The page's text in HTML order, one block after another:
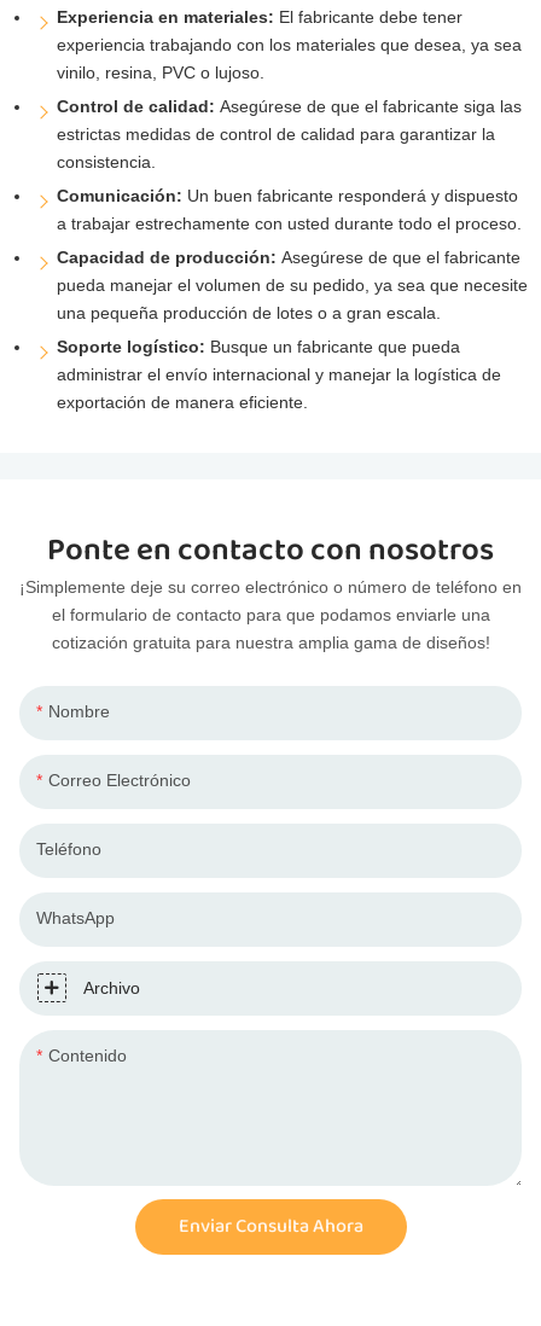
Experiencia en materiales: El fabricante debe tener
experiencia trabajando con los materiales que desea, ya sea
vinilo, resina, PVC o lujoso.
Control de calidad: Asegúrese de que el fabricante siga las
estrictas medidas de control de calidad para garantizar la
consistencia.
Comunicación: Un buen fabricante responderá y dispuesto
a trabajar estrechamente con usted durante todo el proceso.
Capacidad de producción: Asegúrese de que el fabricante
pueda manejar el volumen de su pedido, ya sea que necesite
una pequeña producción de lotes o a gran escala.
Soporte logístico: Busque un fabricante que pueda
administrar el envío internacional y manejar la logística de
exportación de manera eficiente.
Ponte en contacto con nosotros
¡Simplemente deje su correo electrónico o número de teléfono en
el formulario de contacto para que podamos enviarle una
cotización gratuita para nuestra amplia gama de diseños!
Nombre
Correo Electrónico
Teléfono
WhatsApp
Archivo
Contenido
Enviar Consulta Ahora